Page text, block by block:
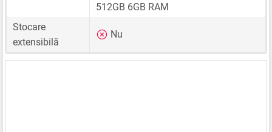
512GB 6GB RAM
Stocare
extensibilă
Nu